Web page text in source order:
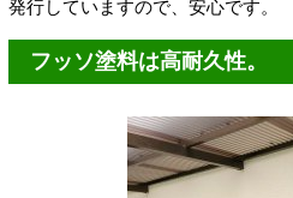
発行していますので、安心です。
フッソ塗料は高耐久性。